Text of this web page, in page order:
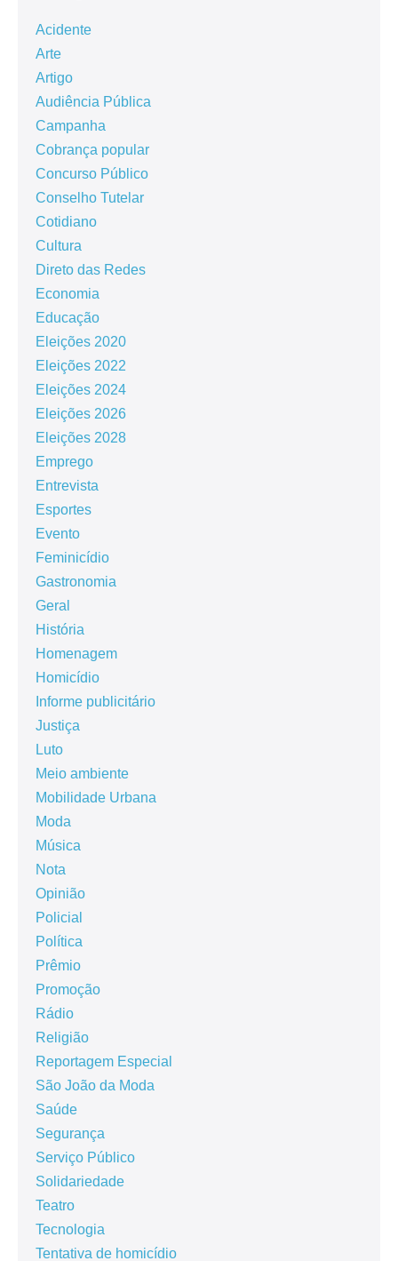
Acidente
Arte
Artigo
Audiência Pública
Campanha
Cobrança popular
Concurso Público
Conselho Tutelar
Cotidiano
Cultura
Direto das Redes
Economia
Educação
Eleições 2020
Eleições 2022
Eleições 2024
Eleições 2026
Eleições 2028
Emprego
Entrevista
Esportes
Evento
Feminicídio
Gastronomia
Geral
História
Homenagem
Homicídio
Informe publicitário
Justiça
Luto
Meio ambiente
Mobilidade Urbana
Moda
Música
Nota
Opinião
Policial
Política
Prêmio
Promoção
Rádio
Religião
Reportagem Especial
São João da Moda
Saúde
Segurança
Serviço Público
Solidariedade
Teatro
Tecnologia
Tentativa de homicídio